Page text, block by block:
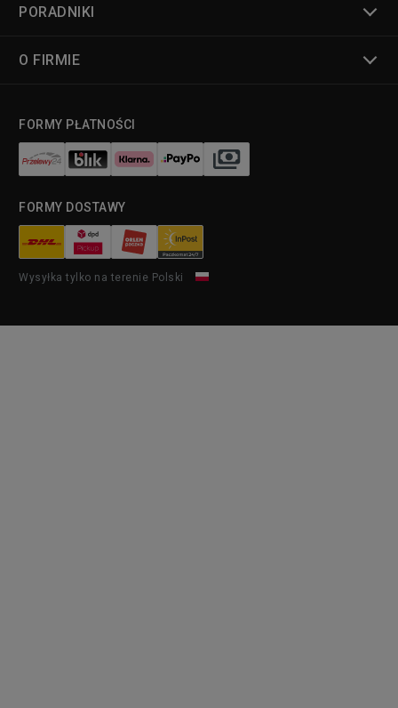
PORADNIKI
O FIRMIE
FORMY PŁATNOŚCI
FORMY DOSTAWY
Wysyłka tylko na terenie Polski